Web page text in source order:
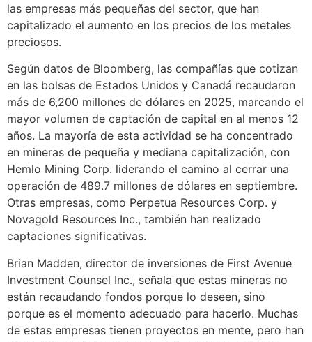
las empresas más pequeñas del sector, que han
capitalizado el aumento en los precios de los metales
preciosos.
Según datos de Bloomberg, las compañías que cotizan
en las bolsas de Estados Unidos y Canadá recaudaron
más de 6,200 millones de dólares en 2025, marcando el
mayor volumen de captación de capital en al menos 12
años. La mayoría de esta actividad se ha concentrado
en mineras de pequeña y mediana capitalización, con
Hemlo Mining Corp. liderando el camino al cerrar una
operación de 489.7 millones de dólares en septiembre.
Otras empresas, como Perpetua Resources Corp. y
Novagold Resources Inc., también han realizado
captaciones significativas.
Brian Madden, director de inversiones de First Avenue
Investment Counsel Inc., señala que estas mineras no
están recaudando fondos porque lo deseen, sino
porque es el momento adecuado para hacerlo. Muchas
de estas empresas tienen proyectos en mente, pero han